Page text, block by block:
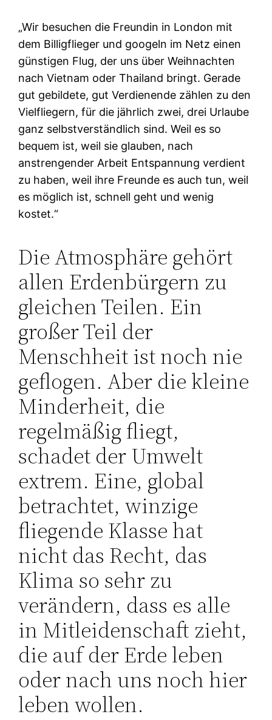
„Wir besuchen die Freundin in London mit
dem Billigflieger und googeln im Netz einen
günstigen Flug, der uns über Weihnachten
nach Vietnam oder Thailand bringt. Gerade
gut gebildete, gut Verdienende zählen zu den
Vielfliegern, für die jährlich zwei, drei Urlaube
ganz selbstverständlich sind. Weil es so
bequem ist, weil sie glauben, nach
anstrengender Arbeit Entspannung verdient
zu haben, weil ihre Freunde es auch tun, weil
es möglich ist, schnell geht und wenig
kostet.“
Die Atmosphäre gehört
allen Erdenbürgern zu
gleichen Teilen. Ein
großer Teil der
Menschheit ist noch nie
geflogen. Aber die kleine
Minderheit, die
regelmäßig fliegt,
schadet der Umwelt
extrem. Eine, global
betrachtet, winzige
fliegende Klasse hat
nicht das Recht, das
Klima so sehr zu
verändern, dass es alle
in Mitleidenschaft zieht,
die auf der Erde leben
oder nach uns noch hier
leben wollen.